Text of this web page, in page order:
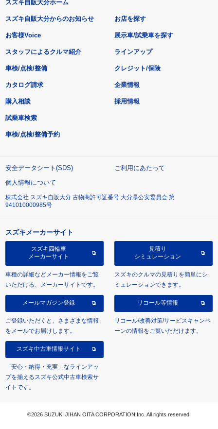
スズキ自販大分ホーム
スズキ自販大分からのお知らせ
お客様Voice
スタッフによるクルマ紹介
お店を探す
展示車/試乗車を探す
ラインアップ
車検/点検/整備 クレジット/保険
カタログ請求
購入相談
試乗車検索
車検/点検/整備予約
企業情報
採用情報
安全データシート(SDS)
ご利用にあたって
個人情報について
株式会社 スズキ自販大分 古物商許可証番号 大分県公安委員会 第
941010000985号
スズキメーカーサイト
スズキ四輪車
メーカーサイト
車種の詳細などメーカー情報をご覧
いただける、メーカーサイトです。
見積り
シミュレーション
スズキのクルマの見積りを簡単にシ
ミュレーションできます。
メールマガジン登録
ご登録いただくと、さまざまな情報
をメールでお届けします。
リコール等情報
リコール/改善対策/サービスキャンペ
ーンの情報をご覧いただけます。
スズキ中古車情報サイト
「安心・納得・充実」なラインアッ
プを揃えるスズキ公式中古車検索サ
イトです。
©2026 SUZUKI JIHAN OITA CORPORATION Inc. All rights reserved.